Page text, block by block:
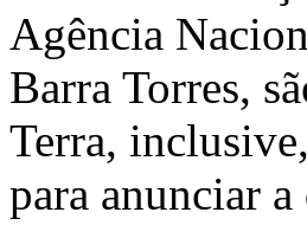
Agência
Barra Torres,
Terra,
para anunciar